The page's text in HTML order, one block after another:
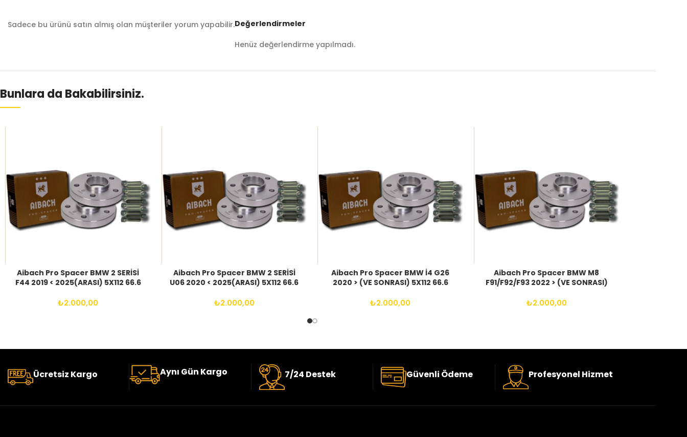
Değerlendirmeler
Henüz değerlendirme yapılmadı.
Sadece bu ürünü satın almış olan müşteriler yorum yapabilir.
Bunlara da Bakabilirsiniz.
Aibach Pro Spacer BMW 2 SERİSİ
F44 2019 < 2025(ARASI) 5X112 66.6
₺2.000,00
Aibach Pro Spacer BMW 2 SERİSİ
U06 2020 < 2025(ARASI) 5X112 66.6
₺2.000,00
Aibach Pro Spacer BMW İ4 G26
2020 > (VE SONRASI) 5X112 66.6
₺2.000,00
Aibach Pro Spacer BMW M8
F91/F92/F93 2022 > (VE SONRASI)
₺2.000,00
Ücretsiz Kargo Aynı Gün Kargo 7/24 Destek Güvenli Ödeme Profesyonel Hizmet